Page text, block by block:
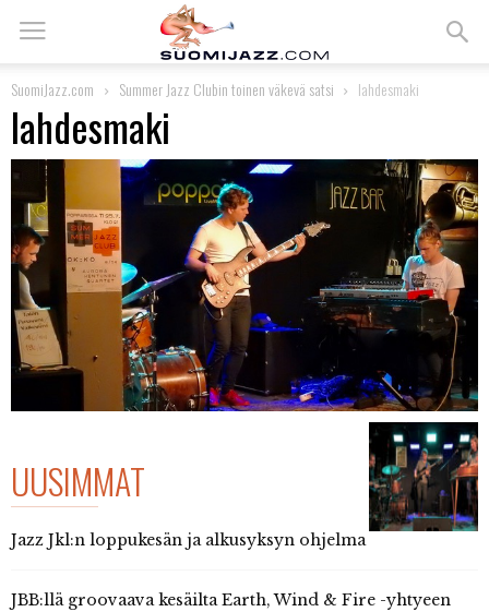
SuomiJazz.com Summer Jazz Clubin toinen väkevä satsi lahdesmaki
lahdesmaki
UUSIMMAT
Jazz Jkl:n loppukesän ja alkusyksyn ohjelma
JBB:llä groovaava kesäilta Earth, Wind & Fire -yhtyeen